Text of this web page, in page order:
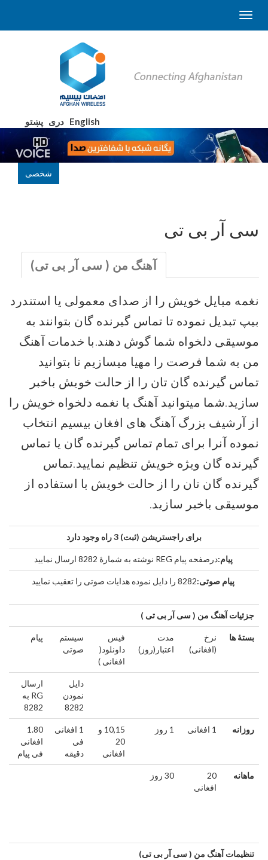
English دری پښتو
شخصی
سی آر بی تی
آهنگ من ( سی آر بی تی)
نغمه مبایل خویش را از صدای معمولی یا استندرد
بیپ تبدیل نموده تا تماس گیرنده گان بتوانند به
موسیقی دلخواه شما گوش دهند.با خدمات آهنگ
من به شما فرصت را مهیا میسازیم تا بتوانید
تماس گیرنده گان تان را از حالت خویش باخبر
سازید.شما میتوانید آهنگ یا نغمه دلخواه خویش را
از آرشیف بزرگ آهنگ های افغان بیسیم انتخاب
نموده آنرا برای تمام تماس گیرنده گان یا تماس
گیرنده گان ویژه خویش تنظیم نمایید.تماس
گیرنده گان تان را از حالت خویش با استفاده از
موسیقی باخبر سازید.
برای راجستریشن (ثبت) 3 راه وجود دارد
پیام:درصفحه پیام REG نوشته به شمارۀ 8282 ارسال نمایید
پیام صوتی:8282 را دایل نموده هدایات صوتی را تعقیب نمایید
جزئیات آهنگ من ( سی آر بی تی )
بستۀ ها
نرخ
(افغانی)
مدت
اعتبار(روز)
فیس
داونلود(
افغانی )
سیستم
صوتی
پیام
دایل
نمودن
8282
ارسال
RG به
8282
روزانه 1 افغانی 1 روز
10,15 و
20
افغانی
1 افغانی
فی
دقیقه
1.80
افغانی
فی پیام
ماهانه
20
افغانی
30 روز
تنظیمات آهنگ من ( سی آر بی تی)